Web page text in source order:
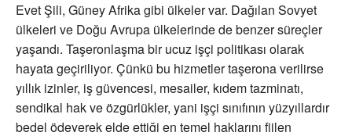
Evet Şili, Güney Afrika gibi ülkeler var. Dağılan Sovyet
ülkeleri ve Doğu Avrupa ülkelerinde de benzer süreçler
yaşandı. Taşeronlaşma bir ucuz işçi politikası olarak
hayata geçiriliyor. Çünkü bu hizmetler taşerona verilirse
yıllık izinler, iş güvencesi, mesailer, kıdem tazminatı,
sendikal hak ve özgürlükler, yani işçi sınıfının yüzyıllardır
bedel ödeyerek elde ettiği en temel haklarını fiilen